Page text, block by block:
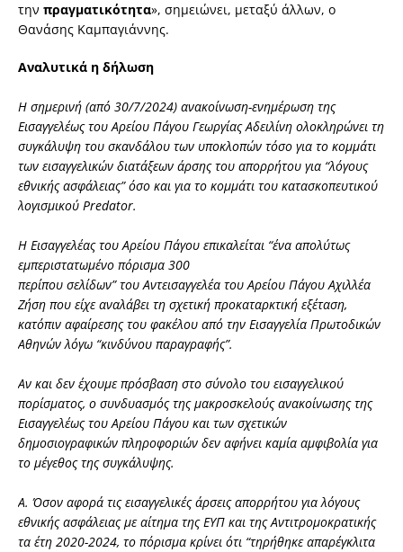
την πραγματικότητα», σημειώνει, μεταξύ άλλων, ο
Θανάσης Καμπαγιάννης.
Αναλυτικά η δήλωση
Η σημερινή (από 30/7/2024) ανακοίνωση-ενημέρωση της
Εισαγγελέως του Αρείου Πάγου Γεωργίας Αδειλίνη ολοκληρώνει τη
συγκάλυψη του σκανδάλου των υποκλοπών τόσο για το κομμάτι
των εισαγγελικών διατάξεων άρσης του απορρήτου για “λόγους
εθνικής ασφάλειας” όσο και για το κομμάτι του κατασκοπευτικού
λογισμικού Predator.
Η Εισαγγελέας του Αρείου Πάγου επικαλείται “ένα απολύτως
εμπεριστατωμένο πόρισμα 300
περίπου σελίδων” του Αντεισαγγελέα του Αρείου Πάγου Αχιλλέα
Ζήση που είχε αναλάβει τη σχετική προκαταρκτική εξέταση,
κατόπιν αφαίρεσης του φακέλου από την Εισαγγελία Πρωτοδικών
Αθηνών λόγω “κινδύνου παραγραφής”.
Αν και δεν έχουμε πρόσβαση στο σύνολο του εισαγγελικού
πορίσματος, ο συνδυασμός της μακροσκελούς ανακοίνωσης της
Εισαγγελέως του Αρείου Πάγου και των σχετικών
δημοσιογραφικών πληροφοριών δεν αφήνει καμία αμφιβολία για
το μέγεθος της συγκάλυψης.
Α. Όσον αφορά τις εισαγγελικές άρσεις απορρήτου για λόγους
εθνικής ασφάλειας με αίτημα της ΕΥΠ και της Αντιτρομοκρατικής
τα έτη 2020-2024, το πόρισμα κρίνει ότι “τηρήθηκε απαρέγκλιτα